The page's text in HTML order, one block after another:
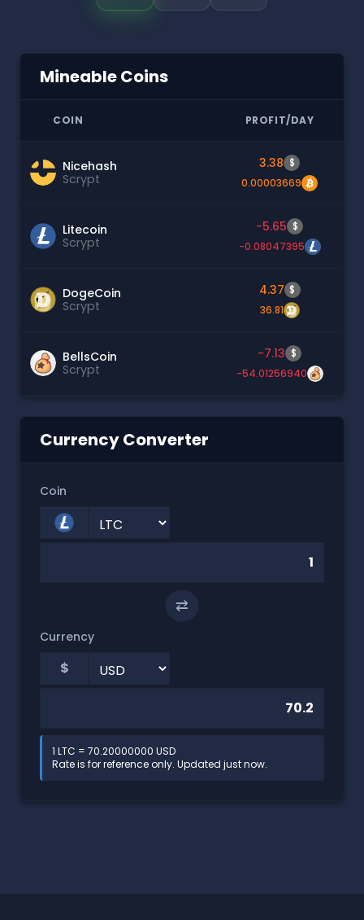
Mineable Coins
COIN PROFIT/DAY
Nicehash
Scrypt
3.38 $
0.00003669
Litecoin
Scrypt
-5.65 $
-0.08047395
DogeCoin
Scrypt
4.37 $
36.81
BellsCoin
Scrypt
-7.13 $
-54.01256940
Currency Converter
Coin
⇄
Currency
$
1 LTC = 70.20000000 USD
Rate is for reference only. Updated just now.